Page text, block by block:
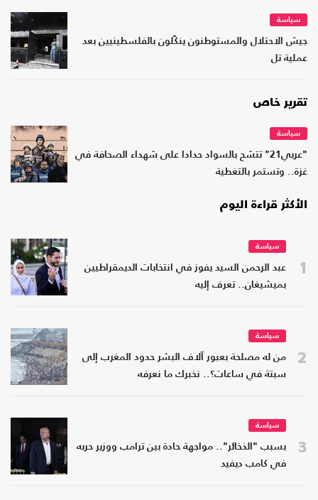
سياسة
جيش الاحتلال والمستوطنون ينكّلون بالفلسطينيين بعد
عملية تل
تقرير خاص
سياسة
"عربي21" تتشح بالسواد حدادا على شهداء الصحافة في
غزة.. وتستمر بالتغطية
الأكثر قراءة اليوم
1
سياسة
عبد الرحمن السيد يفوز في انتخابات الديمقراطيين
بميشيغان.. تعرف إليه
2
سياسة
من له مصلحة بعبور آلاف البشر حدود المغرب إلى
سبتة في ساعات؟.. نخبرك ما نعرفه
3
سياسة
بسبب "الذخائر".. مواجهة حادة بين ترامب ووزير حربه
في كامب ديفيد